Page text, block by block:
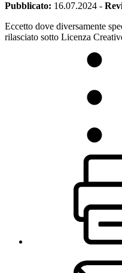
Pubblicato: 16.07.2024 -
Eccetto dove diversamente
rilasciato sotto Licenza